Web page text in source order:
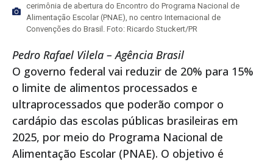
cerimônia de abertura do Encontro do Programa Nacional de
Alimentação Escolar (PNAE), no centro Internacional de
Convenções do Brasil. Foto: Ricardo Stuckert/PR
Pedro Rafael Vilela – Agência Brasil
O governo federal vai reduzir de 20% para 15%
o limite de alimentos processados e
ultraprocessados que poderão compor o
cardápio das escolas públicas brasileiras em
2025, por meio do Programa Nacional de
Alimentação Escolar (PNAE). O objetivo é